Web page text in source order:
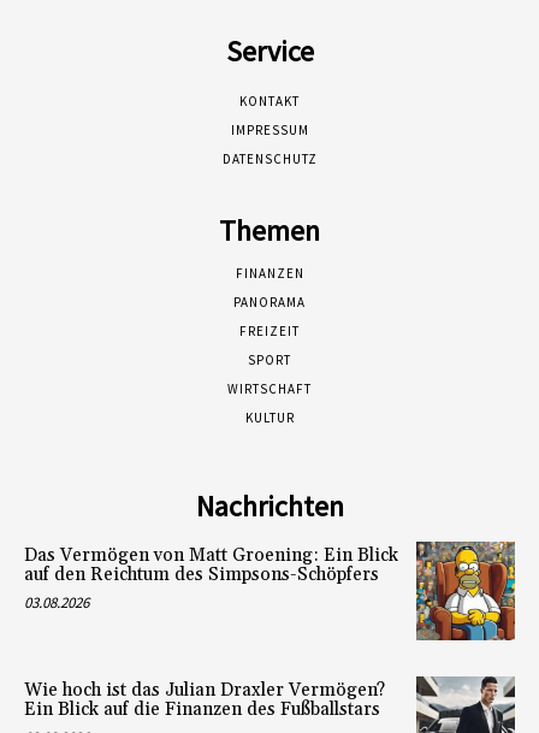
Service
KONTAKT
IMPRESSUM
DATENSCHUTZ
Themen
FINANZEN
PANORAMA
FREIZEIT
SPORT
WIRTSCHAFT
KULTUR
Nachrichten
Das Vermögen von Matt Groening: Ein Blick
auf den Reichtum des Simpsons-Schöpfers
03.08.2026
Wie hoch ist das Julian Draxler Vermögen?
Ein Blick auf die Finanzen des Fußballstars